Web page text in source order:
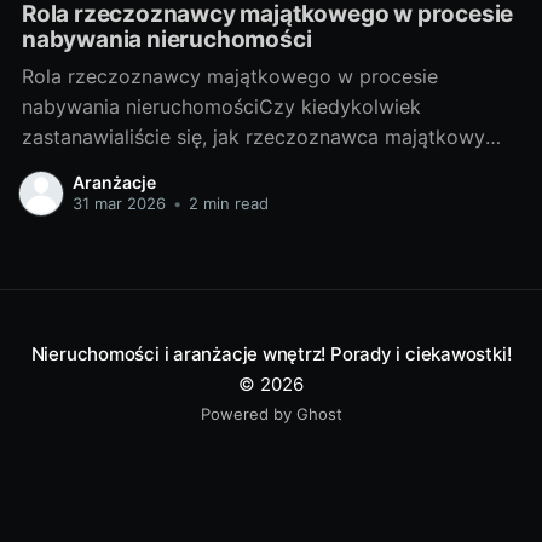
Rola rzeczoznawcy majątkowego w procesie
nabywania nieruchomości
Rola rzeczoznawcy majątkowego w procesie
nabywania nieruchomościCzy kiedykolwiek
zastanawialiście się, jak rzeczoznawca majątkowy
wpływa na proces nabywania nieruchomości? Czy
warto skorzystać z jego usług? W niniejszym artykule
rzeczoznawcy majątkowego1. Czym jest
Aranżacje
31 mar 2026 • 2 min read
Nieruchomości i aranżacje wnętrz! Porady i ciekawostki!
© 2026
Powered by Ghost